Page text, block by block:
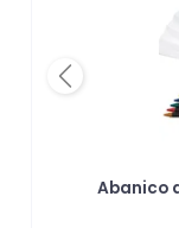
Abanico
Previous